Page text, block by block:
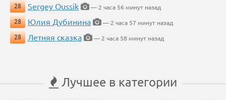
28
Sergey Oussik
— 2 часа 56 минут назад
28
Юлия Дубинина
— 2 часа 57 минут назад
28
Летняя сказка — 2 часа 58 минут назад
Лучшее в категории